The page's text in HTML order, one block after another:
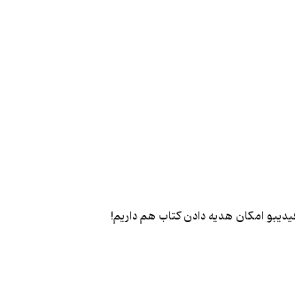
امکان هدیه دادن کتاب هم داریم!